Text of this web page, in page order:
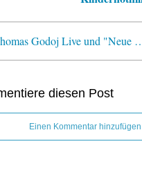
Thomas Godoj Live und "Neue
diesen Post
Einen Kommentar hinzufügen